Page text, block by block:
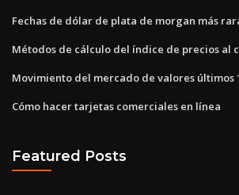
Fechas de dólar de plata de morgan más
Métodos de cálculo del índice de precios al
Movimiento del mercado de valores últimos
Cómo hacer tarjetas comerciales en línea
Featured Posts